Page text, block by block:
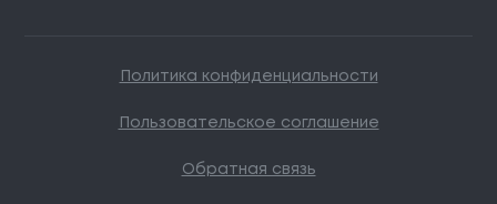
Политика конфиденциальности
Пользовательское соглашение
Обратная связь